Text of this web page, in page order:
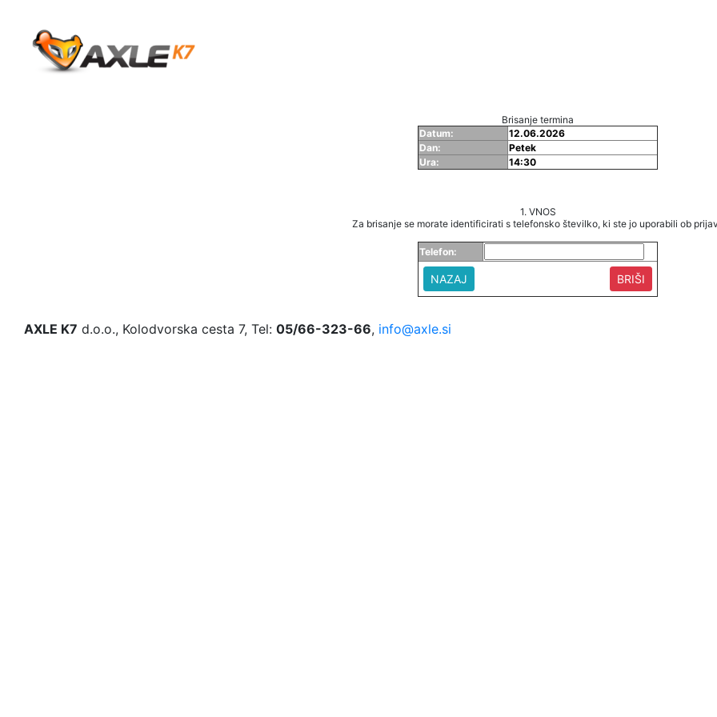
Brisanje termina
Datum:
12.06.2026
Dan:
Petek
Ura:
14:30
1. VNOS
Za brisanje se morate identificirati s telefonsko številko, ki ste jo uporabili ob
Telefon:
NAZAJ
AXLE K7 d.o.o., Kolodvorska cesta 7, Tel: 05/66-323-66, info@axle.si